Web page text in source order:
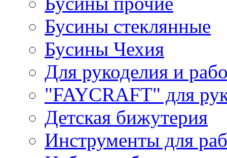
Бусины стеклянные
Бусины Чехия
Для рукоделия и
"FAYCRAFT" для
Детская бижутерия
Инструменты для